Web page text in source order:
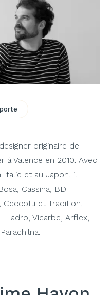
originaire de
à Valence en 2010. Avec
Italie et au Japon, il
Cassina, BD
Ceccotti et Tradition,
Ladro, Vicarbe, Arflex,